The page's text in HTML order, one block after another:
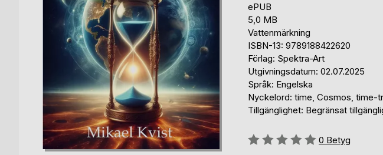
ePUB
5,0 MB
Vattenmärkning
ISBN-13: 9789188422620
Förlag: Spektra-Art
Utgivningsdatum: 02.07.2025
Språk: Engelska
Nyckelord: time, Cosmos, time-
Tillgänglighet: Begränsat
Betyg::
0 Betyg